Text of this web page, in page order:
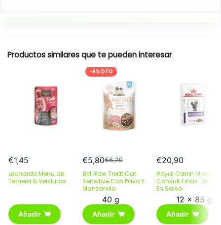
Productos similares que te pueden interesar
€1,45
Leonardo Menú de
Ternera & Verduras
Añadir
-8% DTO
€6,29
El
precio
original
era:
€6,29.
€5,80El
precio
actual
es:
€5,80.
Brit Raw Treat Cat
Sensitive Con Pavo Y
Manzanilla
40 g
Añadir
€20,90
Royal Canin Mature
Consult Finas
En Salsa
12 x 85 g
Añadir